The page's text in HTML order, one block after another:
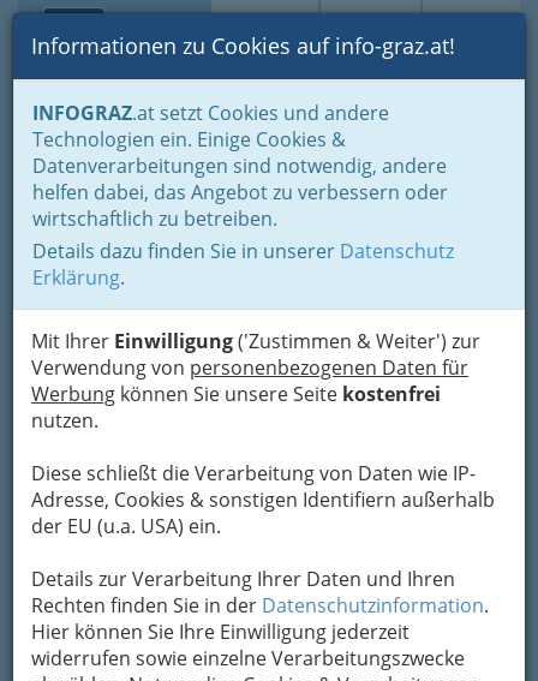
Suche Login Toggle
Informationen zu Cookies auf info-graz.at!
INFOGRAZ.at setzt Cookies und andere
Technologien ein. Einige Cookies &
Datenverarbeitungen sind notwendig, andere
helfen dabei, das Angebot zu verbessern oder
wirtschaftlich zu betreiben.
Details dazu finden Sie in unserer Datenschutz
Erklärung.
Mit Ihrer Einwilligung('Zustimmen & Weiter') zur
Verwendung von personenbezogenen Daten für
Werbung können Sie unsere Seite kostenfrei
nutzen.
Diese schließt die Verarbeitung von Daten wie IP-
Adresse, Cookies & sonstigen Identifiern außerhalb
der EU (u.a. USA) ein.
Details zur Verarbeitung Ihrer Daten und Ihren
Rechten finden Sie in der Datenschutzinformation.
Hier können Sie Ihre Einwilligung jederzeit
widerrufen sowie einzelne Verarbeitungszwecke
Home Branchen Dienstleistungen Schneidereien
Alois Grajfoner
Schörgelgasse 6, 8010 Graz
+43 316 827 421
Karte
Adresse mit Google Maps anschauen